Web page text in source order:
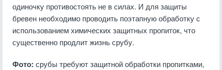
одиночку противостоять не в силах. И для защиты
бревен необходимо проводить поэтапную обработку с
использованием химических защитных пропиток, что
существенно продлит жизнь срубу.
Фото: срубы требуют защитной обработки пропитками,